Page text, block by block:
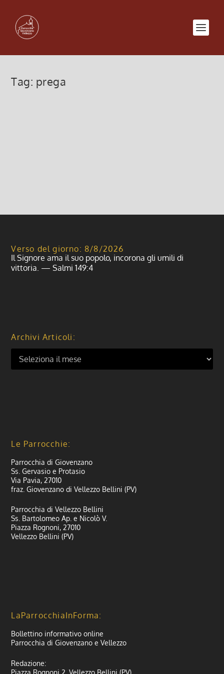
Tag: prega
Verso del giorno: 8/8/2026
Il Signore ama il suo popolo, incorona gli umili di
vittoria. — Salmi 149:4
Archivi Articoli:
Le Parrocchie:
Parrocchia di Giovenzano
Ss. Gervasio e Protasio
Via Pavia, 27010
fraz. Giovenzano di Vellezzo Bellini (PV)
Parrocchia di Vellezzo Bellini
Ss. Bartolomeo Ap. e Nicolò V.
Piazza Rognoni, 27010
Vellezzo Bellini (PV)
LaParrocchiaInForma:
Bollettino informativo online
Parrocchia di Giovenzano e Vellezzo
Redazione:
Piazza Rognoni 2, Vellezzo Bellini (PV)